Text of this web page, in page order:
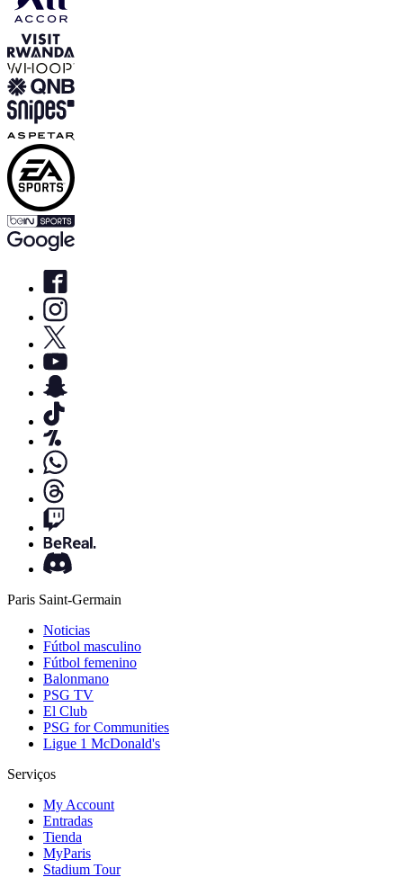
Paris Saint-Germain
Noticias
Fútbol masculino
Fútbol femenino
Balonmano
PSG TV
El Club
PSG for Communities
Ligue 1 McDonald's
Serviços
My Account
Entradas
Tienda
MyParis
Stadium Tour